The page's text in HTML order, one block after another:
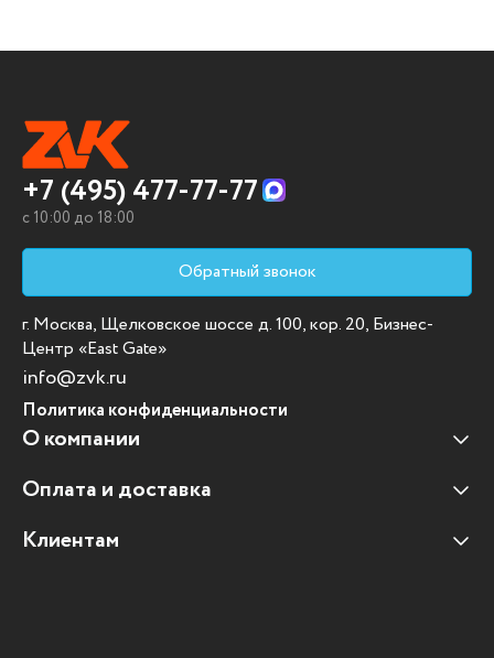
+7 (495) 477-77-77
c 10:00 до 18:00
Обратный звонок
г. Москва, Щелковское шоссе д. 100, кор. 20, Бизнес-
Центр «East Gate»
info@zvk.ru
Политика конфиденциальности
О компании
Наши клиенты
Отзывы клиентов
Оплата и доставка
Оплата и доставка
Клиентам